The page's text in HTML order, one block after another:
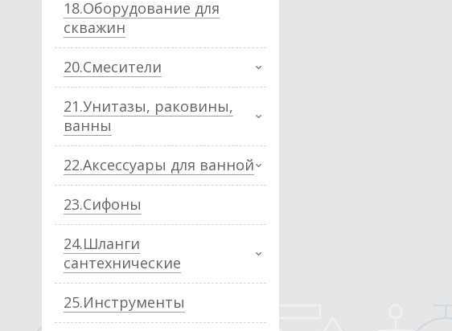
18.Оборудование для
скважин
20.Смесители
21.Унитазы, раковины,
ванны
22.Аксессуары для ванной
23.Сифоны
24.Шланги
сантехнические
25.Инструменты